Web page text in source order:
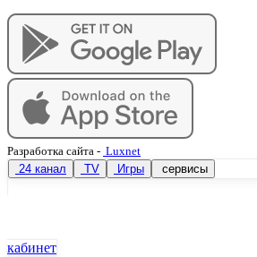
Разработка сайта - Luxnet
24 канал
TV Игры сервисы
кабинет